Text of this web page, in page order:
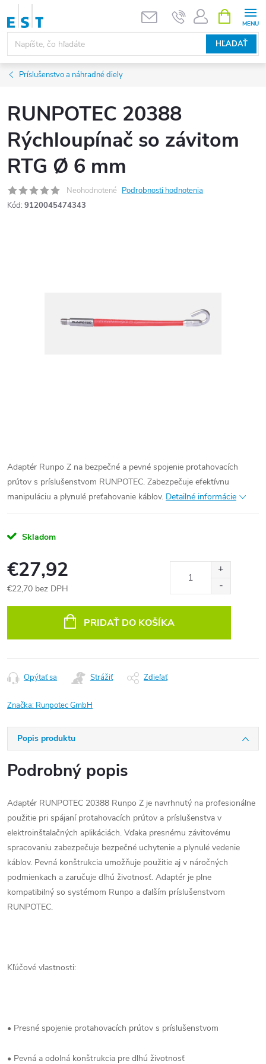
Prejsť
obsah
HĽADAŤ
KOŠÍK
Príslušenstvo a náhradné diely
RUNPOTEC 20388
Rýchloupínač so závitom
RTG Ø 6 mm
Neohodnotené Podrobnosti hodnotenia
Kód: 9120045474343
Adaptér Runpo Z na bezpečné a pevné spojenie protahovacích
prútov s príslušenstvom RUNPOTEC. Zabezpečuje efektívnu
manipuláciu a plynulé preťahovanie káblov. Detailné informácie
Skladom
€27,92
€22,70 bez DPH
PRIDAŤ DO KOŠÍKA
Opýtať sa Strážiť Zdieľať
Značka: Runpotec GmbH
Popis produktu
Podrobný popis
Adaptér RUNPOTEC 20388 Runpo Z je navrhnutý na profesionálne
použitie pri spájaní protahovacích prútov a príslušenstva v
elektroinštalačných aplikáciách. Vďaka presnému závitovému
spracovaniu zabezpečuje bezpečné uchytenie a plynulé vedenie
káblov. Pevná konštrukcia umožňuje použitie aj v náročných
podmienkach a zaručuje dlhú životnosť. Adaptér je plne
kompatibilný so systémom Runpo a ďalším príslušenstvom
RUNPOTEC.
Kľúčové vlastnosti:
• Presné spojenie protahovacích prútov s príslušenstvom
• Pevná a odolná konštrukcia pre dlhú životnosť